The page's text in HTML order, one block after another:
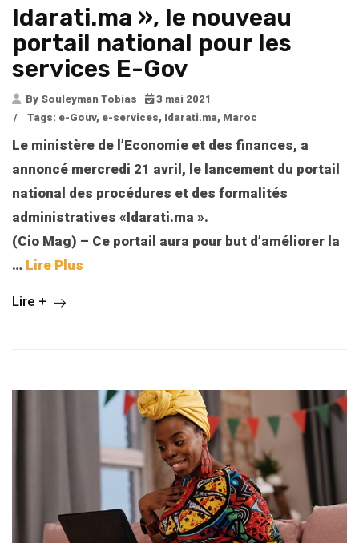
Idarati.ma », le nouveau
portail national pour les
services E-Gov
By Souleyman Tobias
3 mai 2021
/
Tags: e-Gouv, e-services, Idarati.ma, Maroc
Le ministère de l’Economie et des finances, a
annoncé mercredi 21 avril, le lancement du portail
national des procédures et des formalités
administratives «Idarati.ma ».
(Cio Mag) – Ce portail aura pour but d’améliorer la
… Lire Plus
Lire +